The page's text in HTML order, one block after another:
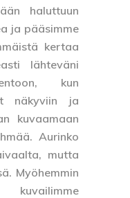
haluttuun
ja pääsimme
kertaa
lähteväni
kun
näkyviin ja
kuvaamaan
Aurinko
mutta
Myöhemmin